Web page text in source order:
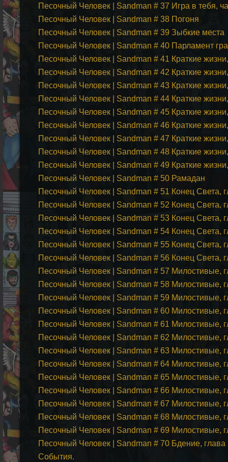
Песочный Человек | Sandman # 37 Игра в тебя,
Песочный Человек | Sandman # 38 Погоня
Песочный Человек | Sandman # 39 Зыбкие места
Песочный Человек | Sandman # 40 Парламент
Песочный Человек | Sandman # 41 Краткие
Песочный Человек | Sandman # 42 Краткие
Песочный Человек | Sandman # 43 Краткие
Песочный Человек | Sandman # 44 Краткие
Песочный Человек | Sandman # 45 Краткие
Песочный Человек | Sandman # 46 Краткие
Песочный Человек | Sandman # 47 Краткие
Песочный Человек | Sandman # 48 Краткие
Песочный Человек | Sandman # 49 Краткие
Песочный Человек | Sandman # 50 Рамадан
Песочный Человек | Sandman # 51 Конец Света,
Песочный Человек | Sandman # 52 Конец Света,
Песочный Человек | Sandman # 53 Конец Света,
Песочный Человек | Sandman # 54 Конец Света,
Песочный Человек | Sandman # 55 Конец Света,
Песочный Человек | Sandman # 56 Конец Света,
Песочный Человек | Sandman # 57 Милостивые,
Песочный Человек | Sandman # 58 Милостивые,
Песочный Человек | Sandman # 59 Милостивые,
Песочный Человек | Sandman # 60 Милостивые,
Песочный Человек | Sandman # 61 Милостивые,
Песочный Человек | Sandman # 62 Милостивые,
Песочный Человек | Sandman # 63 Милостивые,
Песочный Человек | Sandman # 64 Милостивые,
Песочный Человек | Sandman # 65 Милостивые,
Песочный Человек | Sandman # 66 Милостивые,
Песочный Человек | Sandman # 67 Милостивые,
Песочный Человек | Sandman # 68 Милостивые,
Песочный Человек | Sandman # 69 Милостивые,
Песочный Человек | Sandman # 70 Бдение,
События.